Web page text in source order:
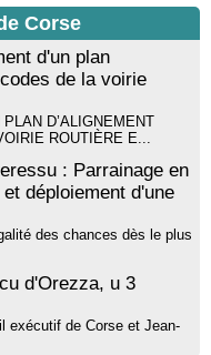
Corse
d'un plan
de la voirie
D’ALIGNEMENT
ROUTIÈRE E...
: Parrainage en
déploiement d'une
des chances dès le plus
d'Orezza, u 3
exécutif de Corse et Jean-